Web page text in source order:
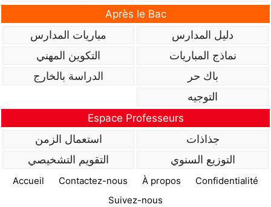
Après le Bac
دليل المدارس
مباريات المدارس
نماذج المباريات
التكوين المهني
باك حر
الدراسة بالخارج
التوجيه
Espace Professeurs
جذاذات
استعمال الزمن
التوزيع السنوي
التقويم التشخيصي
Accueil Contactez-nous À propos
Confidentialité
Suivez-nous